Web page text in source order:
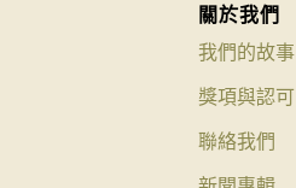
關於我們
我們的故事
獎項與認可
聯絡我們